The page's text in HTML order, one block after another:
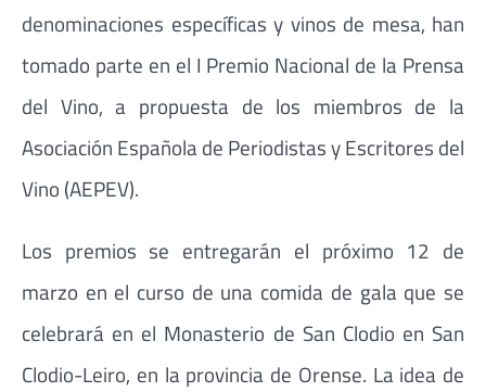
denominaciones específicas y vinos de mesa, han
tomado parte en el I Premio Nacional de la Prensa
del Vino, a propuesta de los miembros de la
Asociación Española de Periodistas y Escritores del
Vino (AEPEV).
Los premios se entregarán el próximo 12 de
marzo en el curso de una comida de gala que se
celebrará en el Monasterio de San Clodio en San
Clodio-Leiro, en la provincia de Orense. La idea de